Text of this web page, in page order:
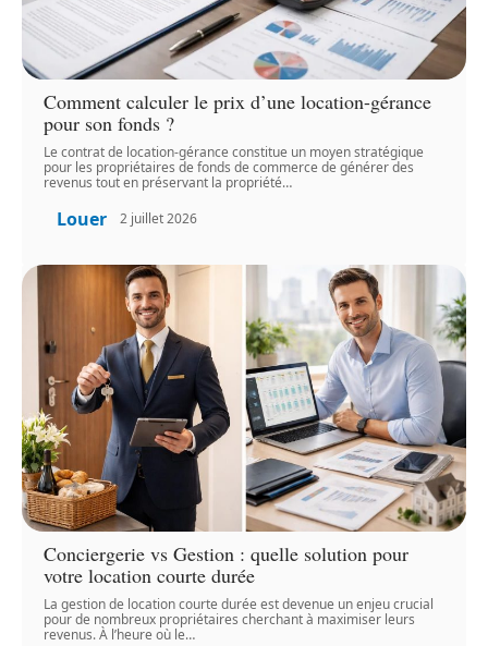
Comment calculer le prix d’une location-gérance
pour son fonds ?
Le contrat de location-gérance constitue un moyen stratégique
pour les propriétaires de fonds de commerce de générer des
revenus tout en préservant la propriété…
Louer 2 juillet 2026
Conciergerie vs Gestion : quelle solution pour
votre location courte durée
La gestion de location courte durée est devenue un enjeu crucial
pour de nombreux propriétaires cherchant à maximiser leurs
revenus. À l’heure où le…